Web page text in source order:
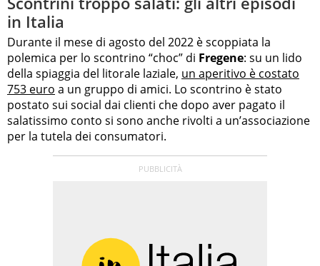
in Italia
Durante il mese di agosto del 2022 è scoppiata la
polemica per lo scontrino “choc” di Fregene: su un lido
della spiaggia del litorale laziale, un aperitivo è costato
753 euro a un gruppo di amici. Lo scontrino è stato
postato sui social dai clienti che dopo aver pagato il
salatissimo conto si sono anche rivolti a un’associazione
per la tutela dei consumatori.